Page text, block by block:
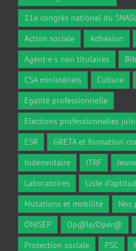
11e congrès national du
Action sociale
Adhésion
Agent·e·s non titulaires
CSA ministériels
Culture
Egalité professionnelle
Elections professionnelles
ESR
GRETA et formation
Indemnitaire
ITRF
Laboratoires
Liste
Mutations et mobilité
Nos
ONISEP
Op@le/Opér@
Protection sociale
PSC